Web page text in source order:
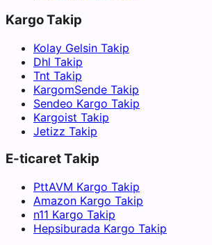
Kargo Takip
Kolay Gelsin Takip
Dhl Takip
Tnt Takip
KargomSende Takip
Sendeo Kargo Takip
Kargoist Takip
Jetizz Takip
E-ticaret Takip
PttAVM Kargo Takip
Amazon Kargo Takip
n11 Kargo Takip
Hepsiburada Kargo Takip